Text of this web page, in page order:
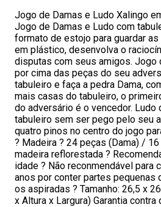
Jogo de Damas e Ludo Xalingo
Jogo de Damas e Ludo com
formato de estojo para guardar
em plástico, desenvolva o
disputas com seus amigos. Jogo
por cima das peças do seu
tabuleiro e faça a pedra Dama,
mais casas do tabuleiro, o
do adversário é o vencedor. Ludo
tabuleiro sem ser pego pelo seu
quatro pinos no centro do jogo
? Madeira ? 24 peças (Dama) /
madeira reflorestada ?
idade ? Não reconmendável para
anos por conter partes pequenas
os aspiradas ? Tamanho: 26,5 x
x Altura x Largura) Garantia